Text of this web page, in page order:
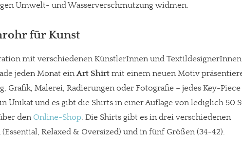
Umwelt- und Wasserverschmutzung widmen.
für Kunst
mit verschiedenen KünstlerInnen und
jeden Monat einArt Shirt mit einem neuen Motiv
Grafik, Malerei, Radierungen oder Fotografie – jedes Key-Piece
Unikat und es gibt die Shirts in einer Auflage von lediglich 50
den Online-Shop. Die Shirts gibt es in drei verschiedenen
Relaxed & Oversized) und in fünf Größen (34-42).